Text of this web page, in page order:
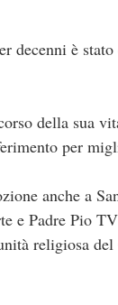
decenni è
della sua
per
anche a
e Padre Pio
religiosa del